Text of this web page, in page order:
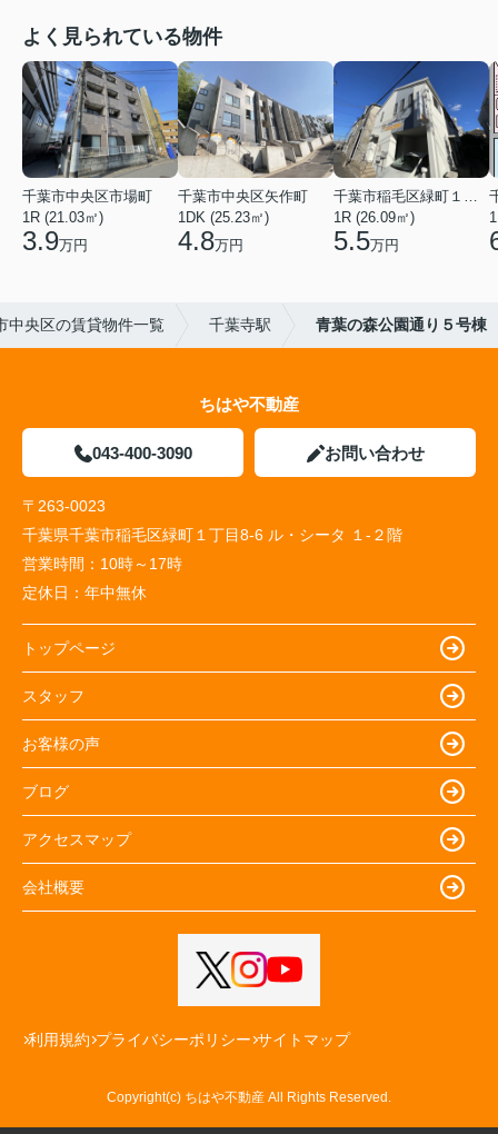
よく見られている物件
千葉市中央区市場町
1R (21.03㎡)
3.9万円
千葉市中央区矢作町
1DK (25.23㎡)
4.8万円
千葉市稲毛区緑町１丁目
1R (26.09㎡)
5.5万円
中央区の賃貸物件一覧 千葉寺駅 青葉の森公園通り５号棟
ちはや不動産
043-400-3090 お問い合わせ
〒263-0023
千葉県千葉市稲毛区緑町１丁目8-6 ル・シータ １-２階
営業時間： 10時～17時
定休日： 年中無休
トップページ
スタッフ
お客様の声
ブログ
アクセスマップ
会社概要
利用規約 プライバシーポリシー サイトマップ
Copyright(c) ちはや不動産 All Rights Reserved.